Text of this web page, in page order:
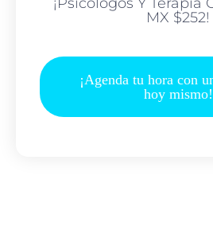
MX $252!
¡Agenda tu hora con
hoy mismo!